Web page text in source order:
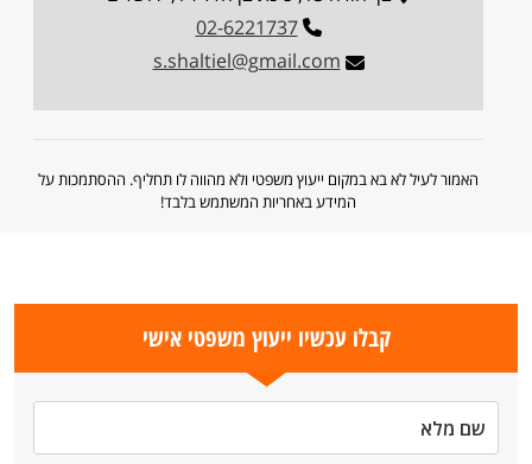
02-6221737
s.shaltiel@gmail.com
האמור לעיל לא בא במקום ייעוץ משפטי ולא מהווה לו תחליף. ההסתמכות על
המידע באחריות המשתמש בלבד!
קבלו עכשיו ייעוץ משפטי אישי